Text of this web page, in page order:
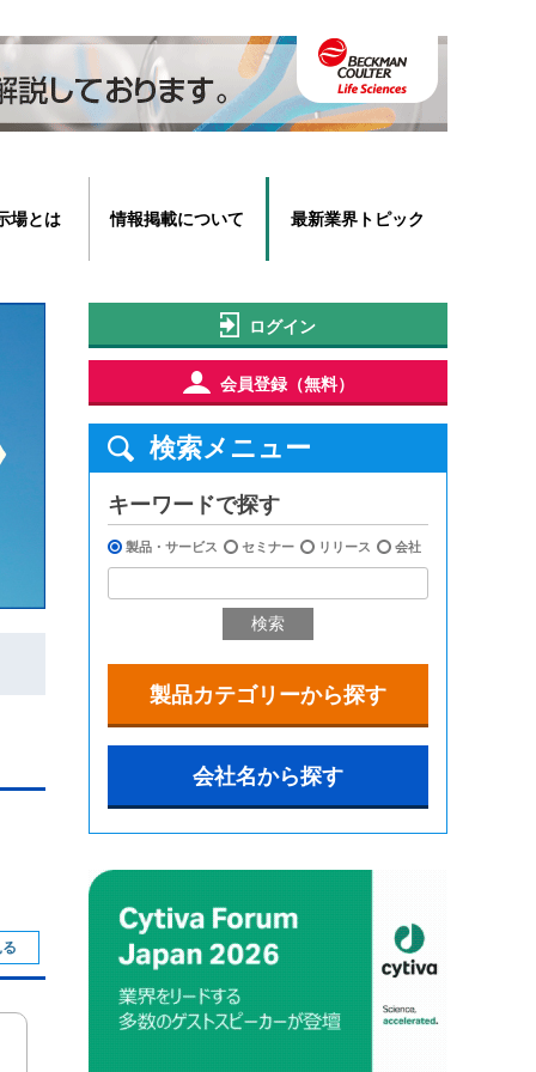
場とは 情報掲載について 最新業界トピック
ログイン
会員登録（無料）
検索メニュー
キーワードで探す
製品・サービス セミナー リリース 会社
検索
製品カテゴリーから探す
会社名から探す